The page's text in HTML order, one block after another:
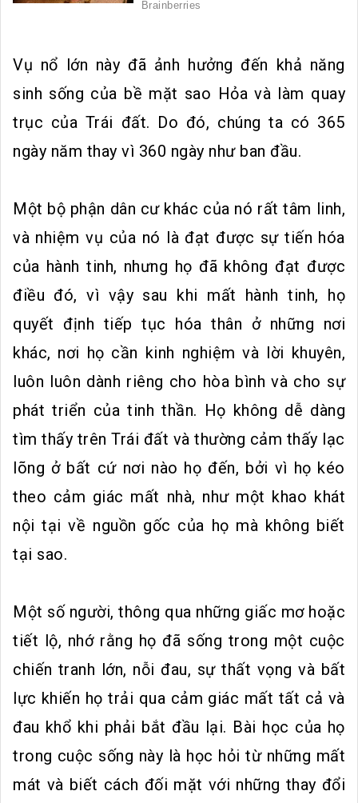
Vụ nổ lớn này đã ảnh hưởng đến khả năng
sinh sống của bề mặt sao Hỏa và làm quay
trục của Trái đất. Do đó, chúng ta có 365
ngày năm thay vì 360 ngày như ban đầu.
Một bộ phận dân cư khác của nó rất tâm linh,
và nhiệm vụ của nó là đạt được sự tiến hóa
của hành tinh, nhưng họ đã không đạt được
điều đó, vì vậy sau khi mất hành tinh, họ
quyết định tiếp tục hóa thân ở những nơi
khác, nơi họ cần kinh nghiệm và lời khuyên,
luôn luôn dành riêng cho hòa bình và cho sự
phát triển của tinh thần. Họ không dễ dàng
tìm thấy trên Trái đất và thường cảm thấy lạc
lõng ở bất cứ nơi nào họ đến, bởi vì họ kéo
theo cảm giác mất nhà, như một khao khát
nội tại về nguồn gốc của họ mà không biết
tại sao.
Một số người, thông qua những giấc mơ hoặc
tiết lộ, nhớ rằng họ đã sống trong một cuộc
chiến tranh lớn, nỗi đau, sự thất vọng và bất
lực khiến họ trải qua cảm giác mất tất cả và
đau khổ khi phải bắt đầu lại. Bài học của họ
trong cuộc sống này là học hỏi từ những mất
mát và biết cách đối mặt với những thay đổi